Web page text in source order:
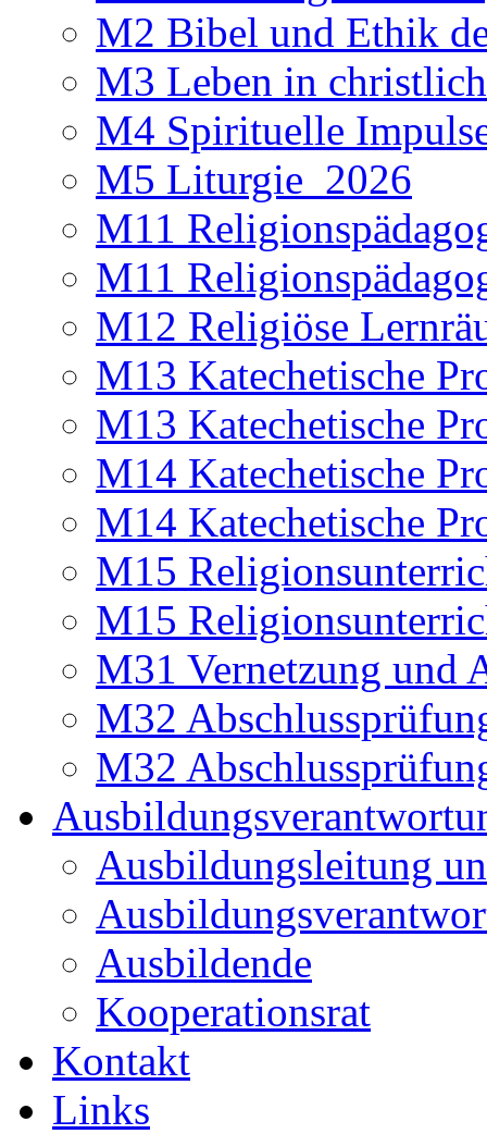
M2 Bibel und Ethik
M3 Leben in
M4 Spirituelle
M5 Liturgie_2026
M11
M11
M12 Religiöse
M13 Katechetische
M13 Katechetische
M14 Katechetische
M14 Katechetische
M15
M15
M31 Vernetzung und
M32
M32
Ausbildungsleitung
Ausbildende
Kooperationsrat
Kontakt
Links